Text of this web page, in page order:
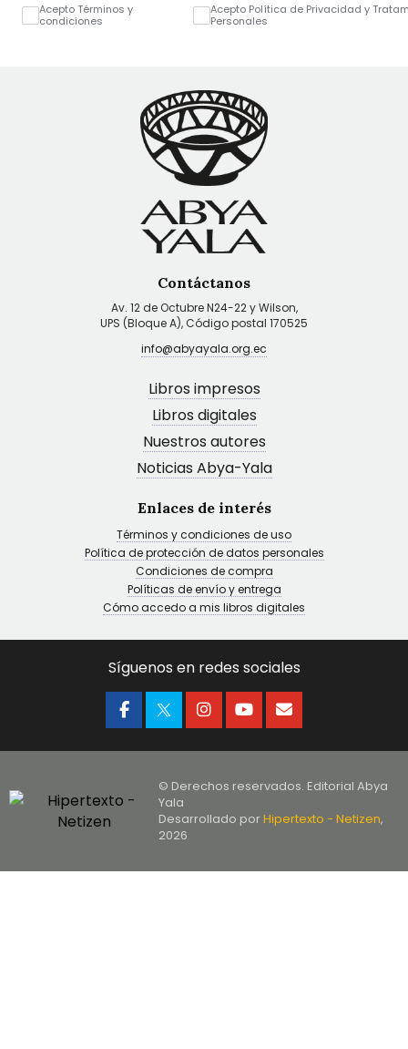
Acepto Términos y
condiciones
Acepto Política de Privacidad y
Personales
Contáctanos
Av. 12 de Octubre N24-22 y Wilson,
UPS (Bloque A), Código postal 170525
info@abyayala.org.ec
Libros impresos
Libros digitales
Nuestros autores
Noticias Abya-Yala
Enlaces de interés
Términos y condiciones de uso
Política de protección de datos personales
Condiciones de compra
Políticas de envío y entrega
Cómo accedo a mis libros digitales
Síguenos en redes sociales
© Derechos reservados. Editorial Abya
Yala
Desarrollado porHipertexto - Netizen,
2026